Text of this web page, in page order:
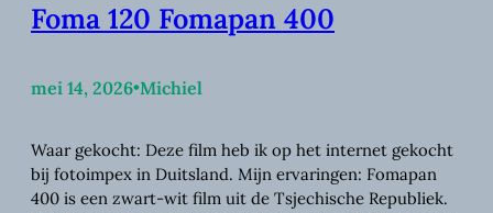
Foma 120 Fomapan 400
mei 14, 2026•Michiel
Waar gekocht: Deze film heb ik op het internet gekocht
bij fotoimpex in Duitsland. Mijn ervaringen: Fomapan
400 is een zwart-wit film uit de Tsjechische Republiek.